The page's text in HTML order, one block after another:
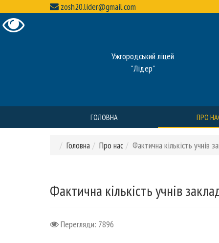
zosh20.lider@gmail.com
Ужгородський ліцей
"Лідер"
ГОЛОВНА ПРО
Головна Про нас Фактична кількість учнів
Фактична кількість учнів
Перегляди: 7896